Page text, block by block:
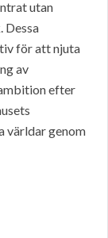
utan
Dessa
för att njuta
av
efter
världar genom